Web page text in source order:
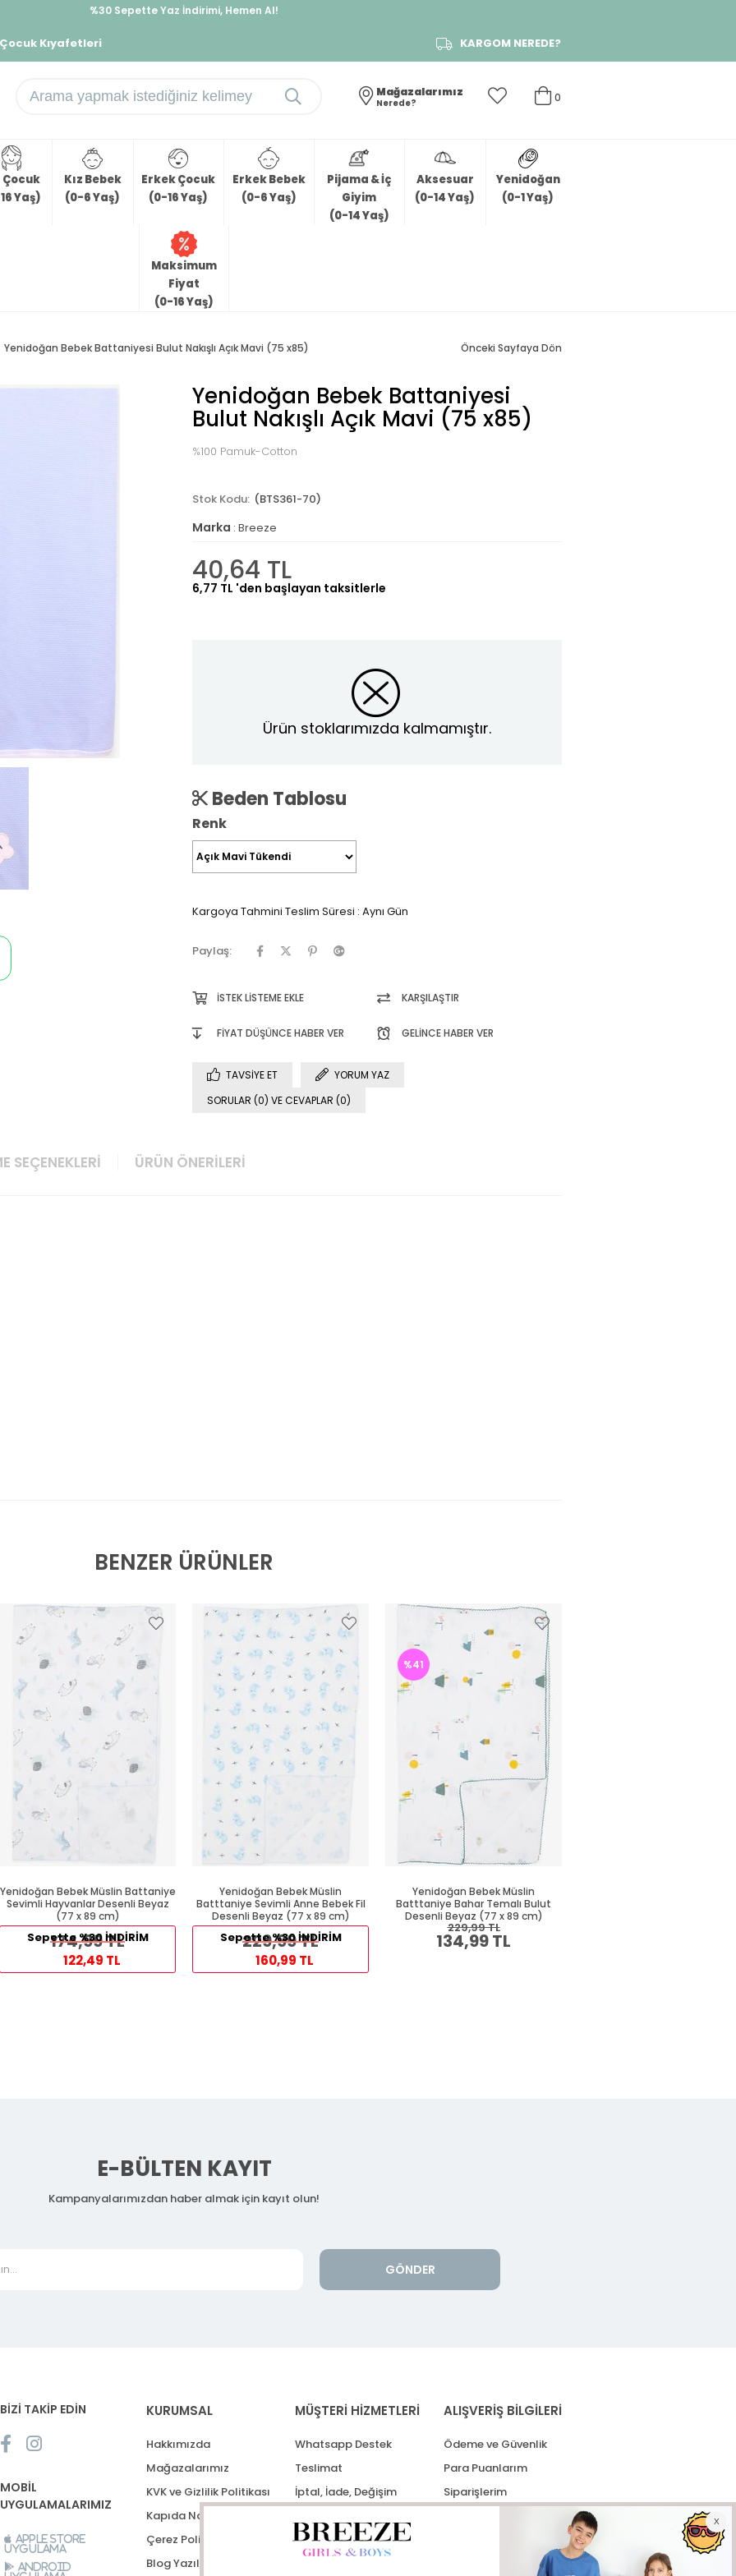
%30 Sepette Yaz İndirimi, Hemen Al!
Kıyafetleri KARGOM NEREDE?
0
Mağazalarımız
Nerede?
Çocuk
Yaş)
Kız Bebek
(0-6 Yaş)
Erkek Çocuk
(0-16 Yaş)
Erkek Bebek
(0-6 Yaş)
Pijama & İç
Giyim
(0-14 Yaş)
Aksesuar
(0-14 Yaş)
Yenidoğan
(0-1 Yaş)
Maksimum
Fiyat
(0-16 Yaş)
Yenidoğan Bebek Battaniyesi Bulut Nakışlı Açık Mavi (75 x85) Önceki Sayfaya Dön
Yenidoğan Bebek Battaniyesi
Bulut Nakışlı Açık Mavi (75 x85)
%100 Pamuk-Cotton
(BTS361-70)
Marka : Breeze
40,64 TL
6,77 TL 'den başlayan taksitlerle
Ürün stoklarımızda kalmamıştır.
Beden Tablosu
Renk
Kargoya Tahmini Teslim Süresi : Aynı Gün
Paylaş:
İSTEK LISTEME EKLE KARŞILAŞTIR
FIYAT DÜŞÜNCE HABER VER GELINCE HABER VER
TAVSIYE ET
YORUM YAZ
SORULAR (0) VE CEVAPLAR (0)
SEÇENEKLERI ÜRÜN ÖNERILERI
BENZER ÜRÜNLER
Yenidoğan Bebek Müslin Battaniye
Sevimli Hayvanlar Desenli Beyaz
(77 x 89 cm)
174,99 TL
Sepette %30 İNDİRİM
122,49 TL
Yenidoğan Bebek Müslin
Batttaniye Sevimli Anne Bebek Fil
Desenli Beyaz (77 x 89 cm)
229,99 TL
Sepette %30 İNDİRİM
160,99 TL
Yenidoğan Bebek Müslin
Batttaniye Bahar Temalı Bulut
Desenli Beyaz (77 x 89 cm)
134,99 TL
229,99 TL
%41
E-BÜLTEN KAYIT
Kampanyalarımızdan haber almak için kayıt olun!
GÖNDER
BİZİ TAKİP EDİN
MOBİL
UYGULAMALARIMIZ
Apple Store
Uygulama
Android
KURUMSAL
Hakkımızda
Mağazalarımız
KVK ve Gizlilik Politikası
Kapıda Nakit Ödeme
Çerez Politikası
Blog Yazıları
MÜŞTERİ HİZMETLERİ
Whatsapp Destek
Teslimat
İptal, İade, Değişim
ALIŞVERİŞ BİLGİLERİ
Ödeme ve Güvenlik
Para Puanlarım
Siparişlerim